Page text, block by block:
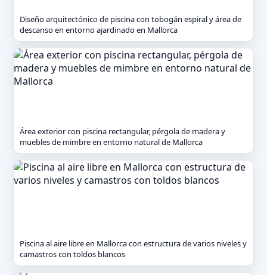
Diseño arquitectónico de piscina con tobogán espiral y área de
descanso en entorno ajardinado en Mallorca
Área exterior con piscina rectangular, pérgola de madera y
muebles de mimbre en entorno natural de Mallorca
Piscina al aire libre en Mallorca con estructura de varios niveles y
camastros con toldos blancos